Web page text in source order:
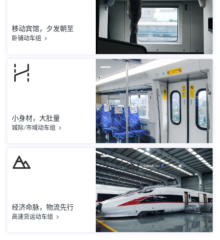
移动宾馆，夕发朝至
卧铺动车组
小身材，大肚量
城际/市域动车组
经济命脉，物流先行
高速货运动车组